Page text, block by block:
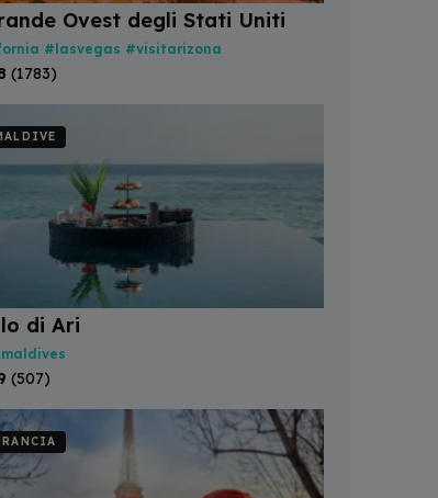
Ovest degli Stati Uniti
#lasvegas #visitarizona
(1783)
di Ari
(507)